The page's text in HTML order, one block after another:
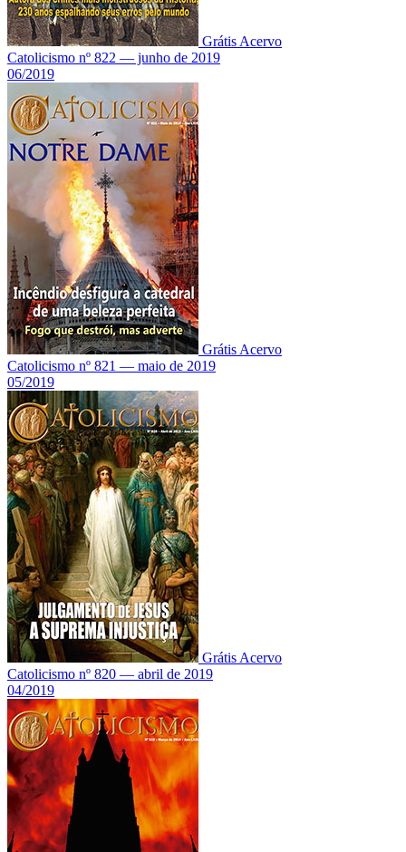
Grátis Acervo
Catolicismo nº 822 — junho de 2019
06/2019
Grátis Acervo
Catolicismo nº 821 — maio de 2019
05/2019
Grátis Acervo
Catolicismo nº 820 — abril de 2019
04/2019